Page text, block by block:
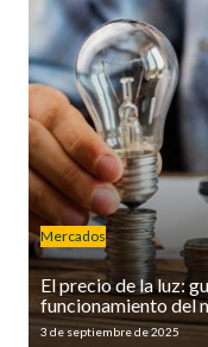
Mercados
El precio de la luz:
funcionamiento del
3 de septiembre de 2025